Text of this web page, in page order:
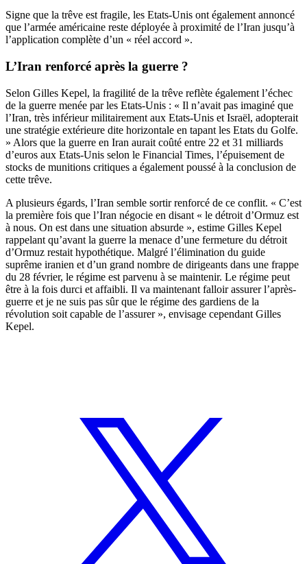
Signe que la trêve est fragile, les Etats-Unis ont également annoncé
que l’armée américaine reste déployée à proximité de l’Iran jusqu’à
l’application complète d’un « réel accord ».
L’Iran renforcé après la guerre ?
Selon Gilles Kepel, la fragilité de la trêve reflète également l’échec
de la guerre menée par les Etats-Unis : « Il n’avait pas imaginé que
l’Iran, très inférieur militairement aux Etats-Unis et Israël, adopterait
une stratégie extérieure dite horizontale en tapant les Etats du Golfe.
» Alors que la guerre en Iran aurait coûté entre 22 et 31 milliards
d’euros aux Etats-Unis selon le Financial Times, l’épuisement de
stocks de munitions critiques a également poussé à la conclusion de
cette trêve.
A plusieurs égards, l’Iran semble sortir renforcé de ce conflit. « C’est
la première fois que l’Iran négocie en disant « le détroit d’Ormuz est
à nous. On est dans une situation absurde », estime Gilles Kepel
rappelant qu’avant la guerre la menace d’une fermeture du détroit
d’Ormuz restait hypothétique. Malgré l’élimination du guide
suprême iranien et d’un grand nombre de dirigeants dans une frappe
du 28 février, le régime est parvenu à se maintenir. Le régime peut
être à la fois durci et affaibli. Il va maintenant falloir assurer l’après-
guerre et je ne suis pas sûr que le régime des gardiens de la
révolution soit capable de l’assurer », envisage cependant Gilles
Kepel.